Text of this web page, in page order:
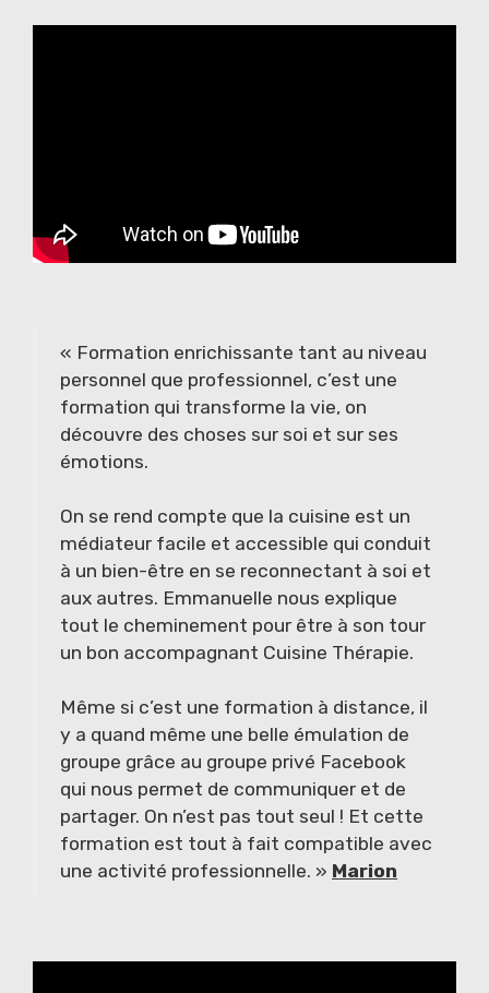
« Formation enrichissante tant au niveau
personnel que professionnel, c’est une
formation qui transforme la vie, on
découvre des choses sur soi et sur ses
émotions.
On se rend compte que la cuisine est un
médiateur facile et accessible qui conduit
à un bien-être en se reconnectant à soi et
aux autres. Emmanuelle nous explique
tout le cheminement pour être à son tour
un bon accompagnant Cuisine Thérapie.
Même si c’est une formation à distance, il
y a quand même une belle émulation de
groupe grâce au groupe privé Facebook
qui nous permet de communiquer et de
partager. On n’est pas tout seul ! Et cette
formation est tout à fait compatible avec
une activité professionnelle. » Marion